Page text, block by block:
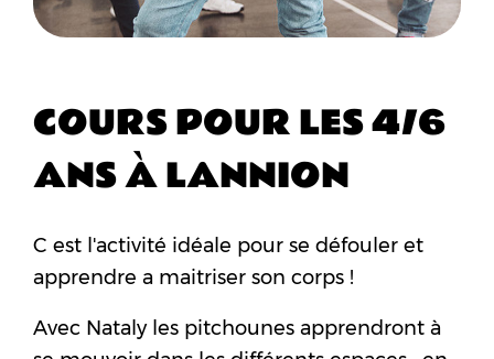
COURS POUR LES 4/6
ANS À LANNION
C est l'activité idéale pour se défouler et
apprendre a maitriser son corps !
Avec Nataly les pitchounes apprendront à